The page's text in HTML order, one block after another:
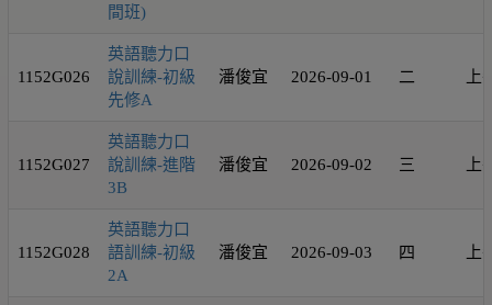
間班)
1152G026
英語聽力口
說訓練-初級
先修A
潘俊宜 2026-09-01 二 上
1152G027
英語聽力口
說訓練-進階
3B
潘俊宜 2026-09-02 三 上
1152G028
英語聽力口
語訓練-初級
2A
潘俊宜 2026-09-03 四 上